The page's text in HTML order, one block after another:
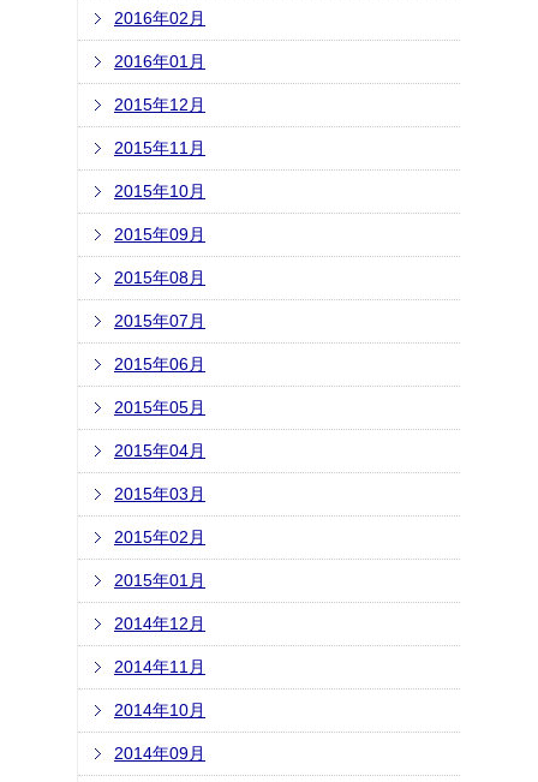
2016年02月
2016年01月
2015年12月
2015年11月
2015年10月
2015年09月
2015年08月
2015年07月
2015年06月
2015年05月
2015年04月
2015年03月
2015年02月
2015年01月
2014年12月
2014年11月
2014年10月
2014年09月